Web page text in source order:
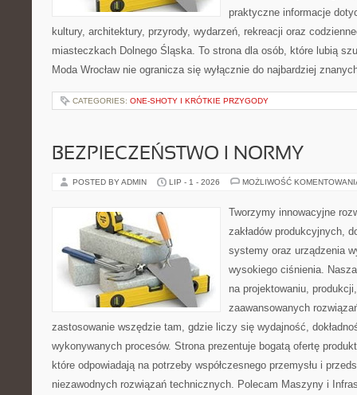
praktyczne informacje
kultury, architektury, przyrody, wydarzeń, rekreacji oraz
miasteczkach Dolnego Śląska. To strona dla osób, które lubią
Moda Wrocław nie ogranicza się wyłącznie do najbardziej
CATEGORIES: ONE-SHOTY I KRÓTKIE PRZYGODY
BEZPIECZEŃSTWO I NORMY
POSTED BY ADMIN LIP - 1 - 2026 MOŻLIWOŚĆ
Tworzymy innowacyjne
zakładów produkcyjnych,
systemy oraz urządzenia
wysokiego ciśnienia.
na projektowaniu,
zaawansowanych
zastosowanie wszędzie tam, gdzie liczy się wydajność,
wykonywanych procesów. Strona prezentuje bogatą ofertę
które odpowiadają na potrzeby współczesnego przemysłu i
niezawodnych rozwiązań technicznych. Polecam Maszyny i